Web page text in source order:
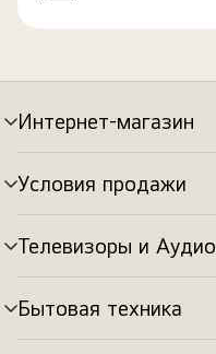
Интернет-магазин
Переключатель
меню
Условия продажи
Переключатель
меню
Телевизоры и Аудио
Переключатель
меню
Бытовая техника
Переключатель
меню